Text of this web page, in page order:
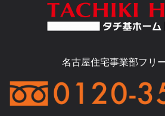
名古屋住宅事業部フリ